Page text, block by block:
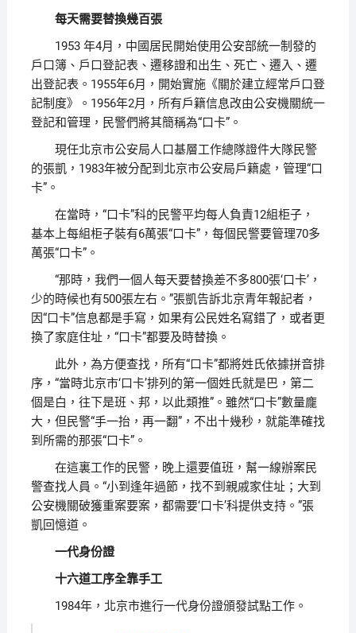
每天需要替換幾百張
1953 年4月，中國居民開始使用公安部統一制發的
戶口簿、戶口登記表、遷移證和出生、死亡、遷入、遷
出登記表。1955年6月，開始實施《關於建立經常戶口登
記制度》。1956年2月，所有戶籍信息改由公安機關統一
登記和管理，民警們將其簡稱為“口卡”。
現任北京市公安局人口基層工作總隊證件大隊民警
的張凱，1983年被分配到北京市公安局戶籍處，管理“口
卡”。
在當時，“口卡”科的民警平均每人負責12組柜子，
基本上每組柜子裝有6萬張“口卡”，每個民警要管理70多
萬張“口卡”。
“那時，我們一個人每天要替換差不多800張‘口卡’，
少的時候也有500張左右。”張凱告訴北京青年報記者，
因“口卡”信息都是手寫，如果有公民姓名寫錯了，或者更
換了家庭住址，“口卡”都要及時替換。
此外，為方便查找，所有“口卡”都將姓氏依據拼音排
序，“當時北京市‘口卡’排列的第一個姓氏就是巴，第二
個是白，往下是班、邦，以此類推”。雖然“口卡”數量龐
大，但民警“手一抬，再一翻”，不出十幾秒，就能準確找
到所需的那張“口卡”。
在這裏工作的民警，晚上還要值班，幫一線辦案民
警查找人員。“小到逢年過節，找不到親戚家住址；大到
公安機關破獲重案要案，都需要‘口卡’科提供支持。”張
凱回憶道。
一代身份證
十六道工序全靠手工
1984年，北京市進行一代身份證頒發試點工作。